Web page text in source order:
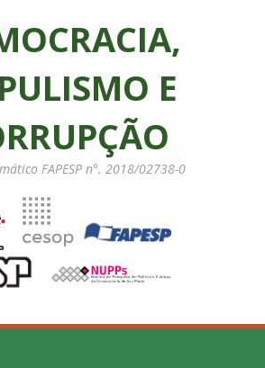
E
FAPESP n°. 2018/02738-0